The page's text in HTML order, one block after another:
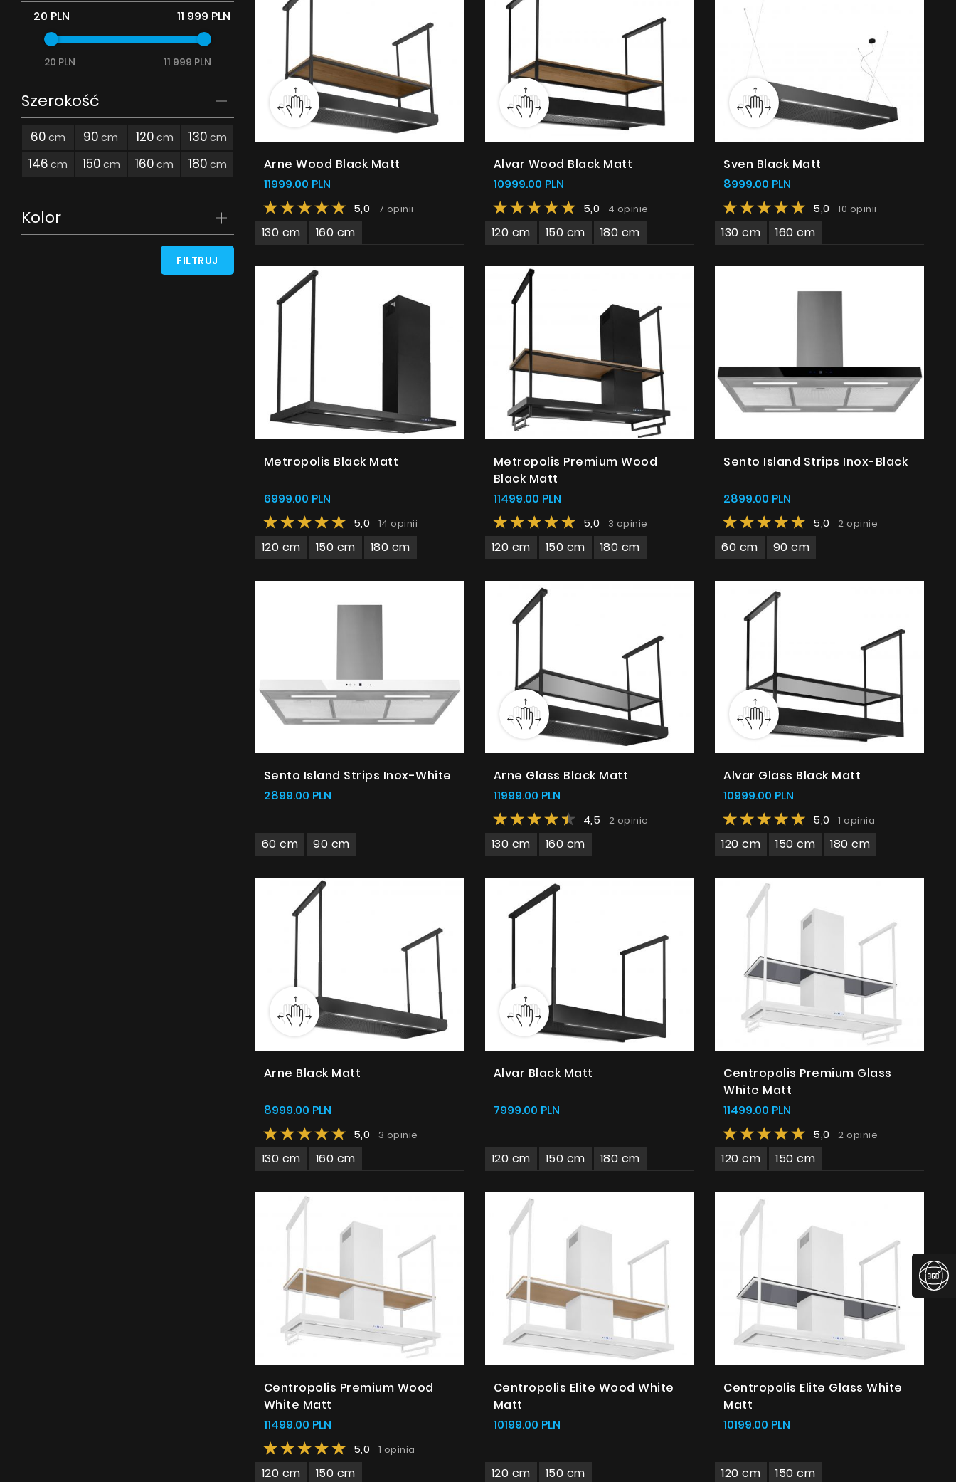
Produkty
Strefa architekta
Wsparcie techniczne
Gdzie kupić
Promocje
Współpraca
Kontakt
Akcesoria
Próbki
20 PLN 11 999 PLN
20 PLN 11 999 PLN
Szerokość
60 cm 90 cm 120 cm 130 cm
146 cm 150 cm 160 cm 180 cm
Kolor
FILTRUJ
Arne Wood Black Matt
11999.00 PLN
5,0 7 opinii
130 cm 160 cm
Alvar Wood Black Matt
10999.00 PLN
5,0 4 opinie
120 cm 150 cm 180 cm
Sven Black Matt
8999.00 PLN
5,0 10 opinii
130 cm 160 cm
Metropolis Black Matt
6999.00 PLN
5,0 14 opinii
120 cm 150 cm 180 cm
Metropolis Premium Wood
Black Matt
11499.00 PLN
5,0 3 opinie
120 cm 150 cm 180 cm
Sento Island Strips Inox-Black
2899.00 PLN
5,0 2 opinie
60 cm 90 cm
Sento Island Strips Inox-White
2899.00 PLN
60 cm 90 cm
Arne Glass Black Matt
11999.00 PLN
4,5 2 opinie
130 cm 160 cm
Alvar Glass Black Matt
10999.00 PLN
5,0 1 opinia
120 cm 150 cm 180 cm
Arne Black Matt
8999.00 PLN
5,0 3 opinie
130 cm 160 cm
Alvar Black Matt
7999.00 PLN
120 cm 150 cm 180 cm
Centropolis Premium Glass
White Matt
11499.00 PLN
5,0 2 opinie
120 cm 150 cm
Centropolis Premium Wood
White Matt
11499.00 PLN
5,0 1 opinia
120 cm 150 cm
Centropolis Elite Wood White
Matt
10199.00 PLN
120 cm 150 cm
Centropolis Elite Glass White
Matt
10199.00 PLN
120 cm 150 cm